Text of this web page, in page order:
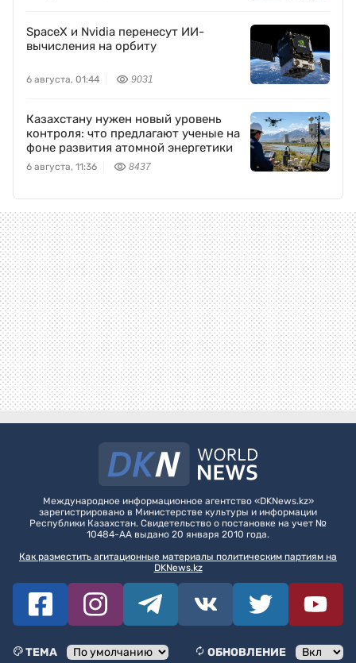
SpaceX и Nvidia перенесут ИИ-
вычисления на орбиту
6 августа, 01:44 9031
Казахстану нужен новый уровень
контроля: что предлагают ученые на
фоне развития атомной энергетики
6 августа, 11:36 8437
Международное информационное агентство «DKNews.kz»
зарегистрировано в Министерстве культуры и информации
Республики Казахстан. Свидетельство о постановке на учет №
10484-АА выдано 20 января 2010 года.
Как разместить агитационные материалы политическим партиям на
DKNews.kz
ТЕМА ОБНОВЛЕНИЕ